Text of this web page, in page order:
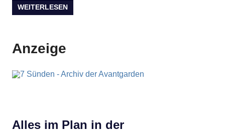
WEITERLESEN
Anzeige
Alles im Plan in der